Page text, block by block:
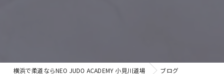
横浜で柔道ならNEO JUDO ACADEMY 小見川道場 ブログ